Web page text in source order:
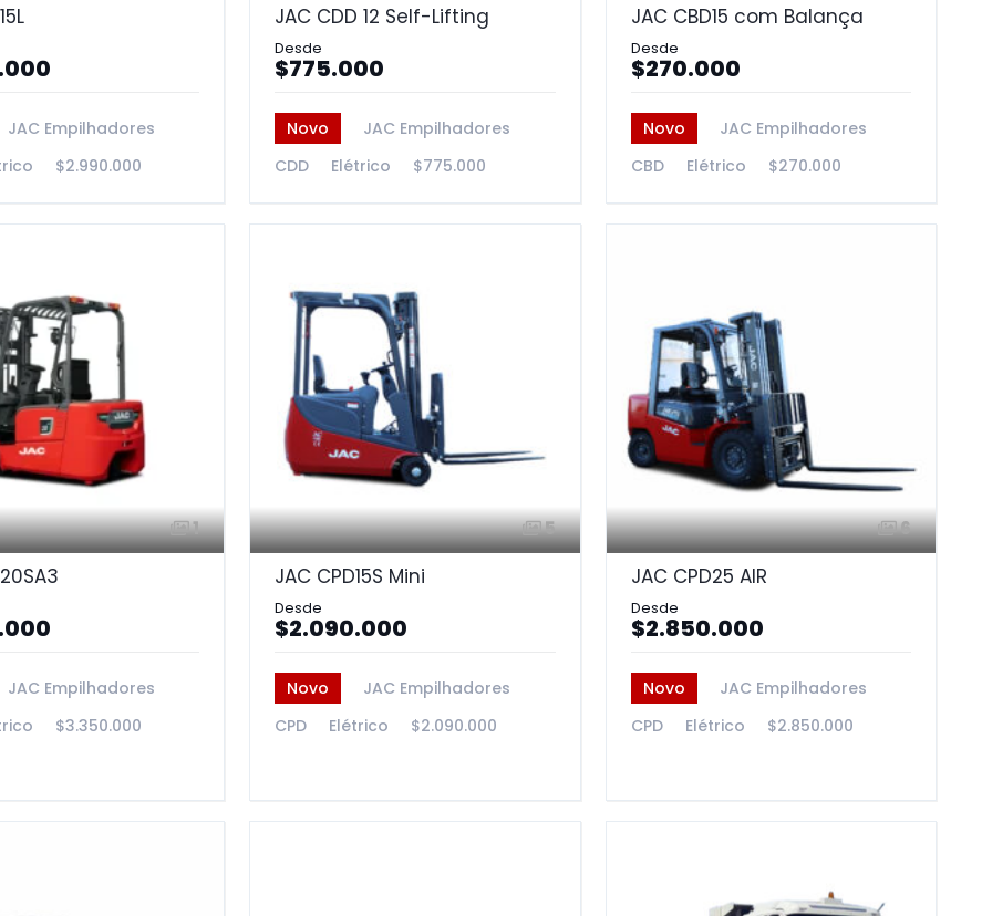
JAC Empilhadores
$2.990.000
JAC CDD 12 Self-Lifting
$775.000
Novo
JAC Empilhadores
CDD
Elétrico $775.000
JAC CBD15 com Balança
$270.000
Novo
JAC Empilhadores
CBD
Elétrico $270.000
1
JAC Empilhadores
$3.350.000
5
JAC CPD15S Mini
$2.090.000
Novo
JAC Empilhadores
CPD
Elétrico $2.090.000
6
JAC CPD25 AIR
$2.850.000
Novo
JAC Empilhadores
CPD
Elétrico $2.850.000